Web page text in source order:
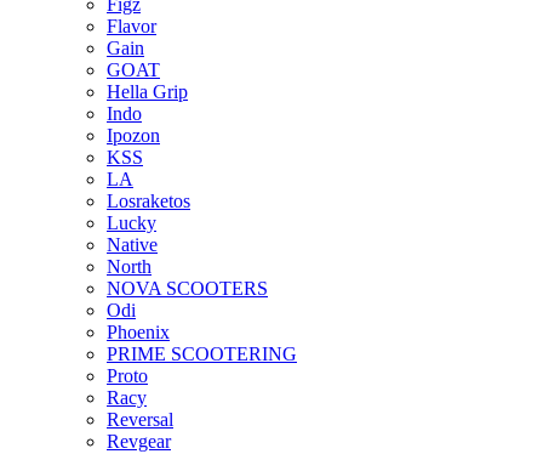
Figz
Flavor
Gain
GOAT
Hella Grip
Indo
Ipozon
KSS
LA
Losraketos
Lucky
Native
North
NOVA SCOOTERS
Odi
Phoenix
PRIME SCOOTERING
Proto
Racy
Reversal
Revgear